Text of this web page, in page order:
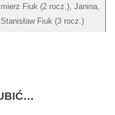
Fiuk (2 rocz.), Janina,
Stanisław Fiuk (3 rocz.)